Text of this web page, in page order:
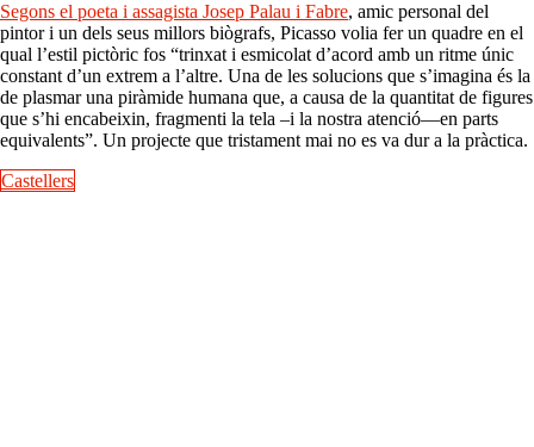
Segons el poeta i assagista Josep Palau i Fabre, amic personal del
pintor i un dels seus millors biògrafs, Picasso volia fer un quadre en el
qual l’estil pictòric fos “trinxat i esmicolat d’acord amb un ritme únic
constant d’un extrem a l’altre. Una de les solucions que s’imagina és la
de plasmar una piràmide humana que, a causa de la quantitat de figures
que s’hi encabeixin, fragmenti la tela –i la nostra atenció—en parts
equivalents”. Un projecte que tristament mai no es va dur a la pràctica.
Castellers